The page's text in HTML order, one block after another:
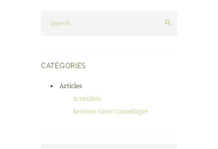
CATÉGORIES
Articles
Actualités
Recettes Slow Cosmétique